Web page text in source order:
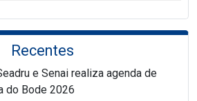
Recentes
e Senai realiza agenda de
do Bode 2026